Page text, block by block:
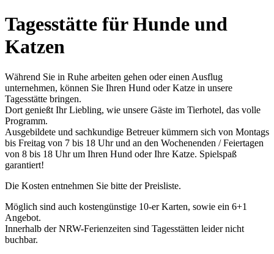
Tagesstätte für Hunde und
Katzen
Während Sie in Ruhe arbeiten gehen oder einen Ausflug
unternehmen, können Sie Ihren Hund oder Katze in unsere
Tagesstätte bringen.
Dort genießt Ihr Liebling, wie unsere Gäste im Tierhotel, das volle
Programm.
Ausgebildete und sachkundige Betreuer kümmern sich von Montags
bis Freitag von 7 bis 18 Uhr und an den Wochenenden / Feiertagen
von 8 bis 18 Uhr um Ihren Hund oder Ihre Katze. Spielspaß
garantiert!
Die Kosten entnehmen Sie bitte der Preisliste.
Möglich sind auch kostengünstige 10-er Karten, sowie ein 6+1
Angebot.
Innerhalb der NRW-Ferienzeiten sind Tagesstätten leider nicht
buchbar.